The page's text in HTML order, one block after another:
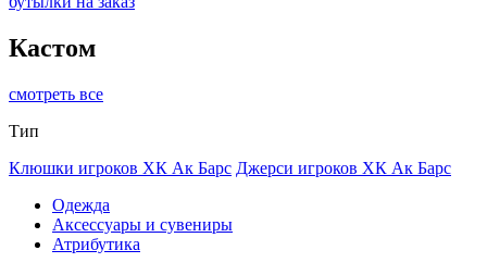
Кастом
смотреть все
Тип
Клюшки игроков ХК Ак Барс Джерси игроков ХК Ак Барс
Одежда
Аксессуары и сувениры
Атрибутика